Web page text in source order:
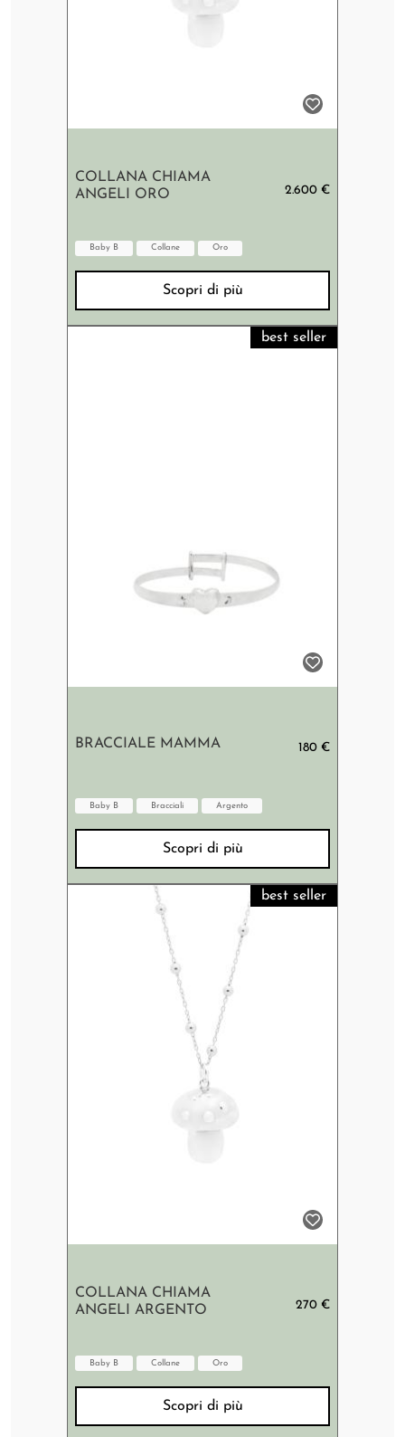
COLLANA CHIAMA
ANGELI ORO
2.600 €
Baby B Collane Oro
Scopri di più
best seller
BRACCIALE MAMMA 180 €
Baby B Bracciali Argento
Scopri di più
best seller
COLLANA CHIAMA
ANGELI ARGENTO
270 €
Baby B Collane Oro
Scopri di più